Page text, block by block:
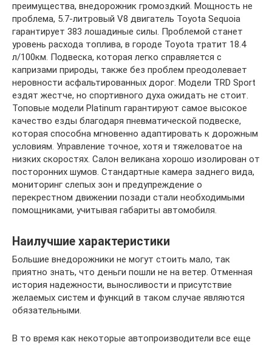
преимущества, внедорожник громоздкий. Мощность не
проблема, 5.7-литровый V8 двигатель Toyota Sequoia
гарантирует 383 лошадиные силы. Проблемой станет
уровень расхода топлива, в городе Toyota тратит 18.4
л/100км. Подвеска, которая легко справляется с
капризами природы, также без проблем преодолевает
неровности асфальтированных дорог. Модели TRD Sport
ездят жестче, но спортивного духа ожидать не стоит.
Топовые модели Platinum гарантируют самое высокое
качество езды благодаря пневматической подвеске,
которая способна мгновенно адаптировать к дорожным
условиям. Управление точное, хотя и тяжеловатое на
низких скоростях. Салон великана хорошо изолирован от
посторонних шумов. Стандартные камера заднего вида,
мониторинг слепых зон и предупреждение о
перекрестном движении позади стали необходимыми
помощниками, учитывая габариты автомобиля.
Наилучшие характеристики
Большие внедорожники не могут стоить мало, так
приятно знать, что деньги пошли не на ветер. Отменная
история надежности, выносливости и присутствие
желаемых систем и функций в таком случае являются
обязательными.
В то время как некоторые автопроизводители все еще